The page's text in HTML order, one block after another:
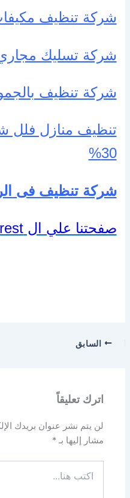
شركة تنظيف
شركة تسليك
شركة تنظيف بالجموم
تنظيف منازل فلل
30%
شركة تنظيف فى
صفحتنا علي ال pinterest
السابق
اترك تعليقاً
لن يتم نشر عنوان بريدك
مشار إليها بـ*
هنا...